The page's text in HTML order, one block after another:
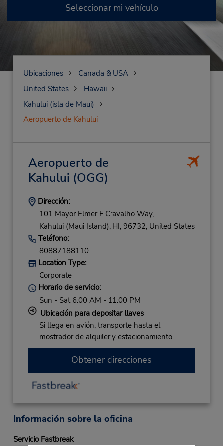
Seleccionar mi vehículo
Ubicaciones
Canada & USA
United States
Hawaii
Kahului (isla de Maui)
Aeropuerto de Kahului
Aeropuerto de
Kahului (OGG)
Dirección:
101 Mayor Elmer F Cravalho Way,
Kahului (Maui Island), HI, 96732, United States
Teléfono:
80887188110
Location Type:
Corporate
Horario de servicio:
Sun - Sat 6:00 AM - 11:00 PM
Ubicación para depositar llaves
Si llega en avión, transporte hasta el
mostrador de alquiler y estacionamiento.
Obtener direcciones
Información sobre la oficina
Servicio Fastbreak